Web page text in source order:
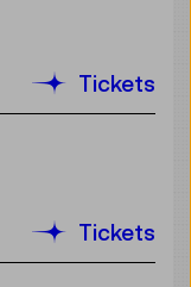
Tickets
Tickets